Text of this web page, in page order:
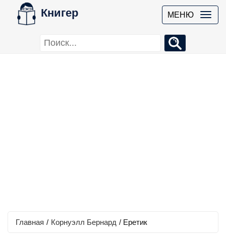
Книгер МЕНЮ
Главная / Корнуэлл Бернард / Еретик